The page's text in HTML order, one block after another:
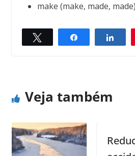
make (make, made,
Compartilhar
← Previous
Next →
Veja também
Reducing